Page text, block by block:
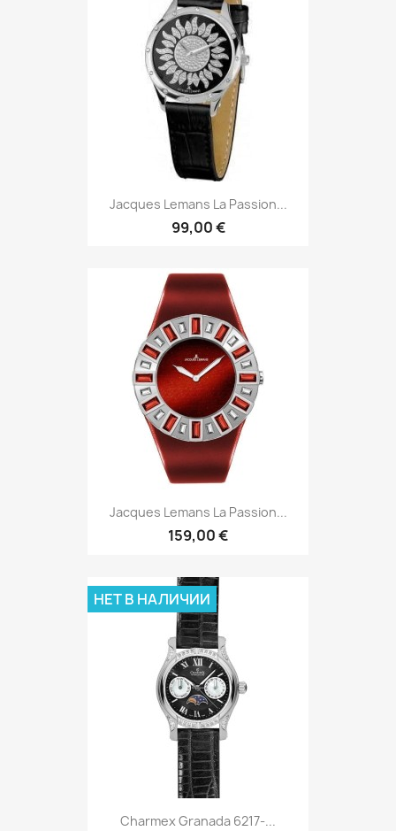
Jacques Lemans La Passion...
99,00 €
Jacques Lemans La Passion...
159,00 €
Charmex Granada 6217-...
НЕТ В НАЛИЧИИ